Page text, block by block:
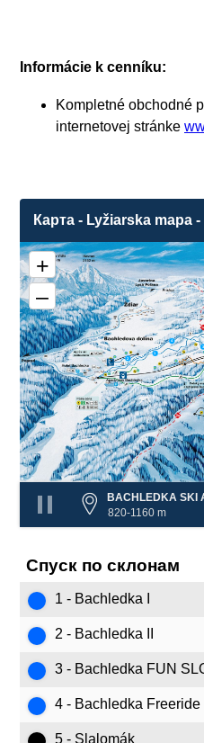
Informácie k cenníku:
Kompletné obchodné
internetovej stránke
Карта - Lyžiarska mapa
1
2
3
4
❌
+
–
BACHLEDKA SKI
820-1160 m
Спуск по склонам
1 - Bachledka I
2 - Bachledka II
3 - Bachledka FUN
4 - Bachledka Freeride
5 - Slalomák